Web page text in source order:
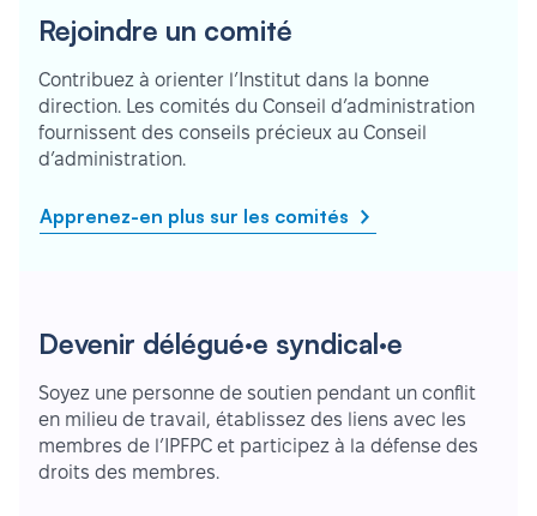
Rejoindre un comité
Contribuez à orienter l’Institut dans la bonne
direction. Les comités du Conseil d’administration
fournissent des conseils précieux au Conseil
d’administration.
Apprenez-en plus sur les comités
Devenir délégué·e syndical·e
Soyez une personne de soutien pendant un conflit
en milieu de travail, établissez des liens avec les
membres de l’IPFPC et participez à la défense des
droits des membres.